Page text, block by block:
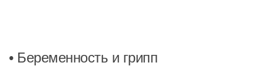
• Беременность и грипп